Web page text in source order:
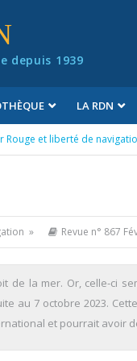
depuis 1939
LA RDN
Rouge et liberté de
» Revue n° 867
de la mer. Or, celle-ci
au 7 octobre 2023.
et pourrait avoir